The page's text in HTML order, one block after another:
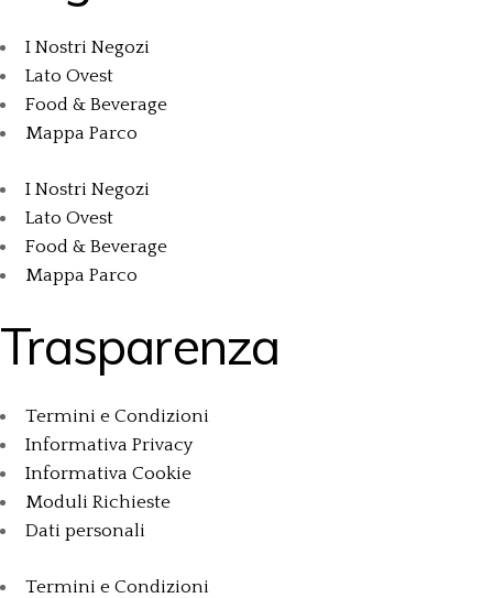
I Nostri Negozi
Lato Ovest
Food & Beverage
Mappa Parco
I Nostri Negozi
Lato Ovest
Food & Beverage
Mappa Parco
Trasparenza
Termini e Condizioni
Informativa Privacy
Informativa Cookie
Moduli Richieste
Dati personali
Termini e Condizioni